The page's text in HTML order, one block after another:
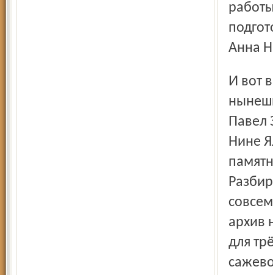
Анна
И вот в преддверии грядущего 80-летия ЯСЗ директор его
Павел
Нине
архив
для